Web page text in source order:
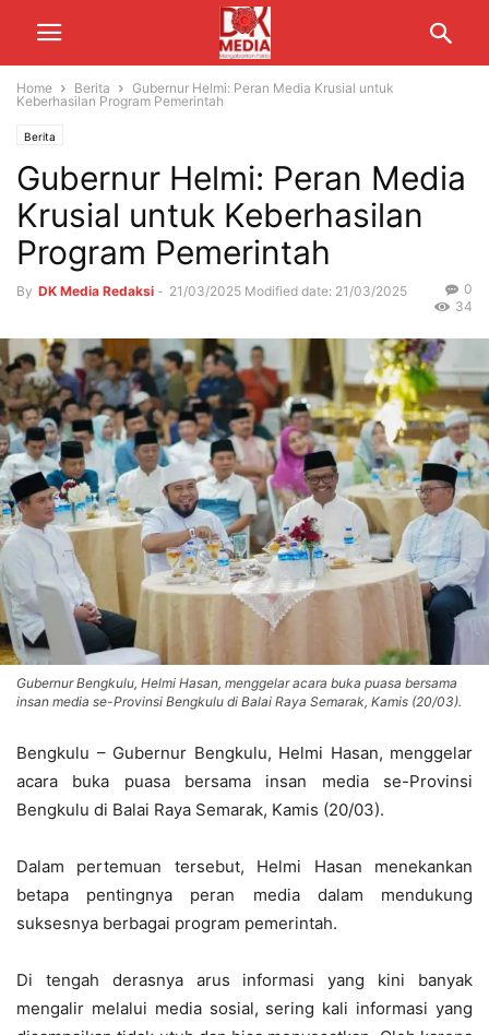
Home Berita
Gubernur Helmi: Peran Media Krusial untuk
Keberhasilan Program Pemerintah
Berita
Gubernur Helmi: Peran Media
Krusial untuk Keberhasilan
Program Pemerintah
By DK Media Redaksi - 21/03/2025 Modified date: 21/03/2025
0
34
Gubernur Bengkulu, Helmi Hasan, menggelar acara buka puasa bersama
insan media se-Provinsi Bengkulu di Balai Raya Semarak, Kamis (20/03).
Bengkulu – Gubernur Bengkulu, Helmi Hasan, menggelar
acara buka puasa bersama insan media se-Provinsi
Bengkulu di Balai Raya Semarak, Kamis (20/03).
Dalam pertemuan tersebut, Helmi Hasan menekankan
betapa pentingnya peran media dalam mendukung
suksesnya berbagai program pemerintah.
Di tengah derasnya arus informasi yang kini banyak
mengalir melalui media sosial, sering kali informasi yang